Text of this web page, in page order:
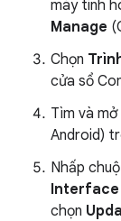
máy tính
Manage
Chọn
cửa sổ
Tìm và mở
Android)
Nhấp
Interface
chọn